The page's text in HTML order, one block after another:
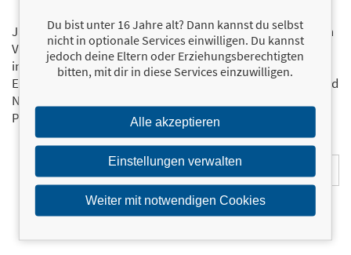
Ja, ich will mit dem kostenlosen Newsletter des FinanzBuch
Verlags über die aktuellen Trends im Finanzbereich
informiert bleiben.
Einmal pro Monat landen die aktuellsten Entwicklungen und
Neuerscheinungen via Newsletter direkt in Ihrem E-Mail-
Postfach.
Bestellen Sie jetzt den FBV-Newsletter!
E-Mail-Adresse:
Du bist unter 16 Jahre alt? Dann kannst du selbst
nicht in optionale Services einwilligen. Du kannst
jedoch deine Eltern oder Erziehungsberechtigten
bitten, mit dir in diese Services einzuwilligen.
Alle akzeptieren
Einstellungen verwalten
Weiter mit notwendigen Cookies